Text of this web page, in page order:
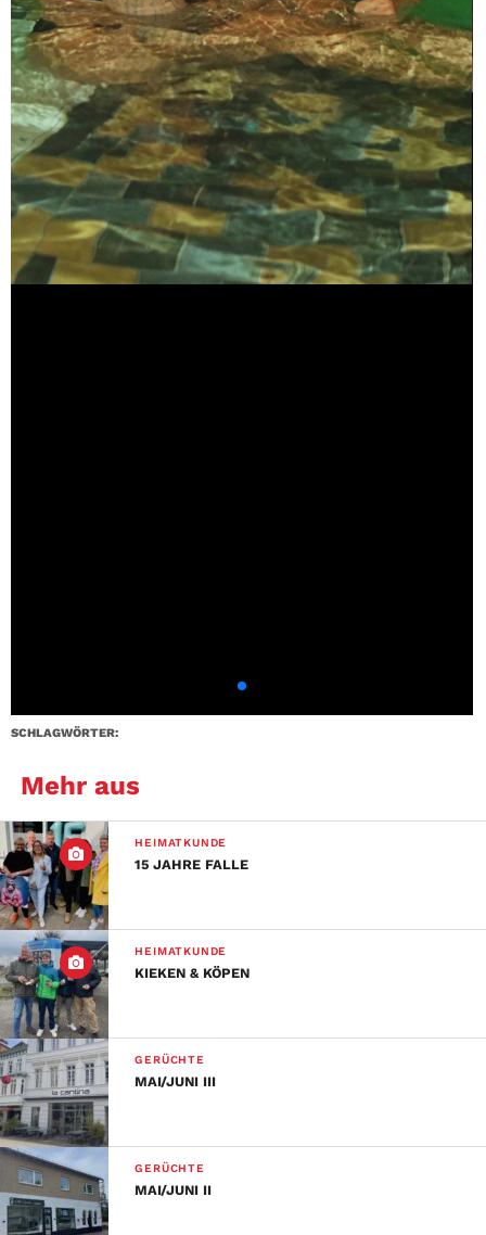
SCHLAGWÖRTER:
Mehr aus
HEIMATKUNDE
15 JAHRE FALLE
HEIMATKUNDE
KIEKEN & KÖPEN
GERÜCHTE
MAI/JUNI III
GERÜCHTE
MAI/JUNI II